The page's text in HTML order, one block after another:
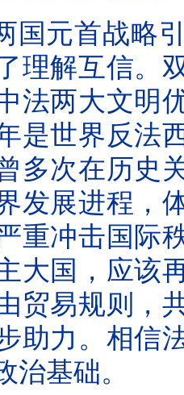
国元首战略
理解互信。
法两大文明
是世界反法
多次在历史
发展进程，
重冲击国际
大国，应该
贸易规则，
助力。相信
政治基础。